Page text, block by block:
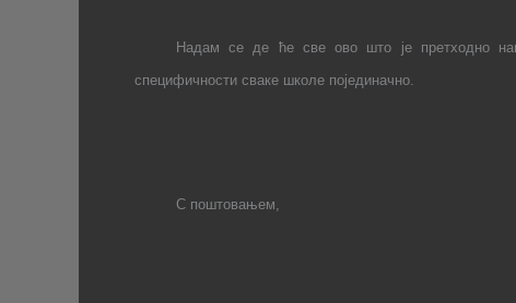
Надам се де ће све ово што је претходно
специфичности сваке школе појединачно.
С поштовањем,